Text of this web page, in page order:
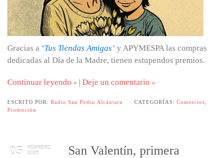
Gracias a ‘Tus Tiendas Amigas’ y APYMESPA las compras
dedicadas al Día de la Madre, tienen estupendos premios.
Continuar leyendo | Deje un comentario
ESCRITO POR: Radio San Pedro Alcántara CATEGORÍAS: Comercios
Promoción
05
FEBRERO
2025
San Valentín, primera